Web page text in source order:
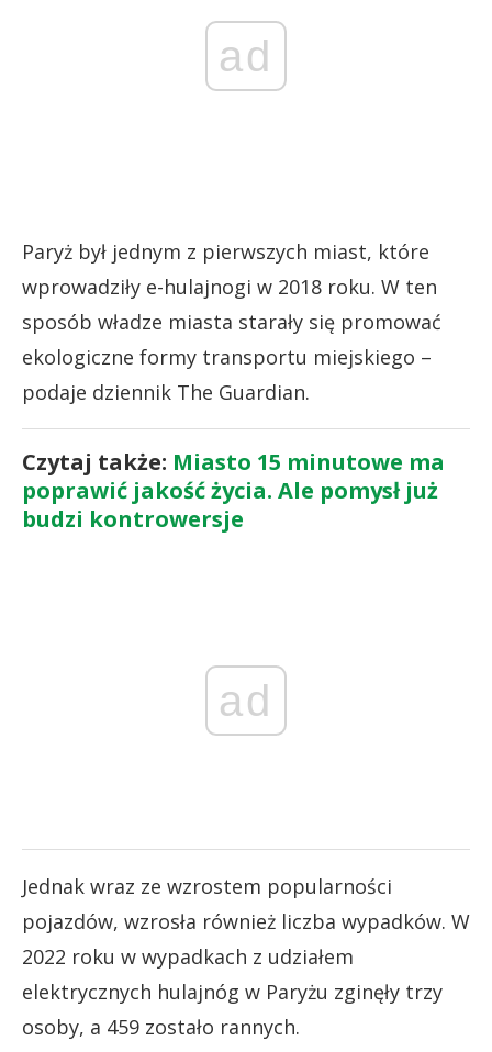
ad
Paryż był jednym z pierwszych miast, które
wprowadziły e-hulajnogi w 2018 roku. W ten
sposób władze miasta starały się promować
ekologiczne formy transportu miejskiego –
podaje dziennik The Guardian.
Czytaj także: Miasto 15 minutowe ma
poprawić jakość życia. Ale pomysł już
budzi kontrowersje
ad
Jednak wraz ze wzrostem popularności
pojazdów, wzrosła również liczba wypadków. W
2022 roku w wypadkach z udziałem
elektrycznych hulajnóg w Paryżu zginęły trzy
osoby, a 459 zostało rannych.